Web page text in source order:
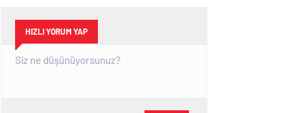
HIZLI YORUM YAP